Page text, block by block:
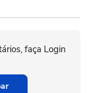
faça Login